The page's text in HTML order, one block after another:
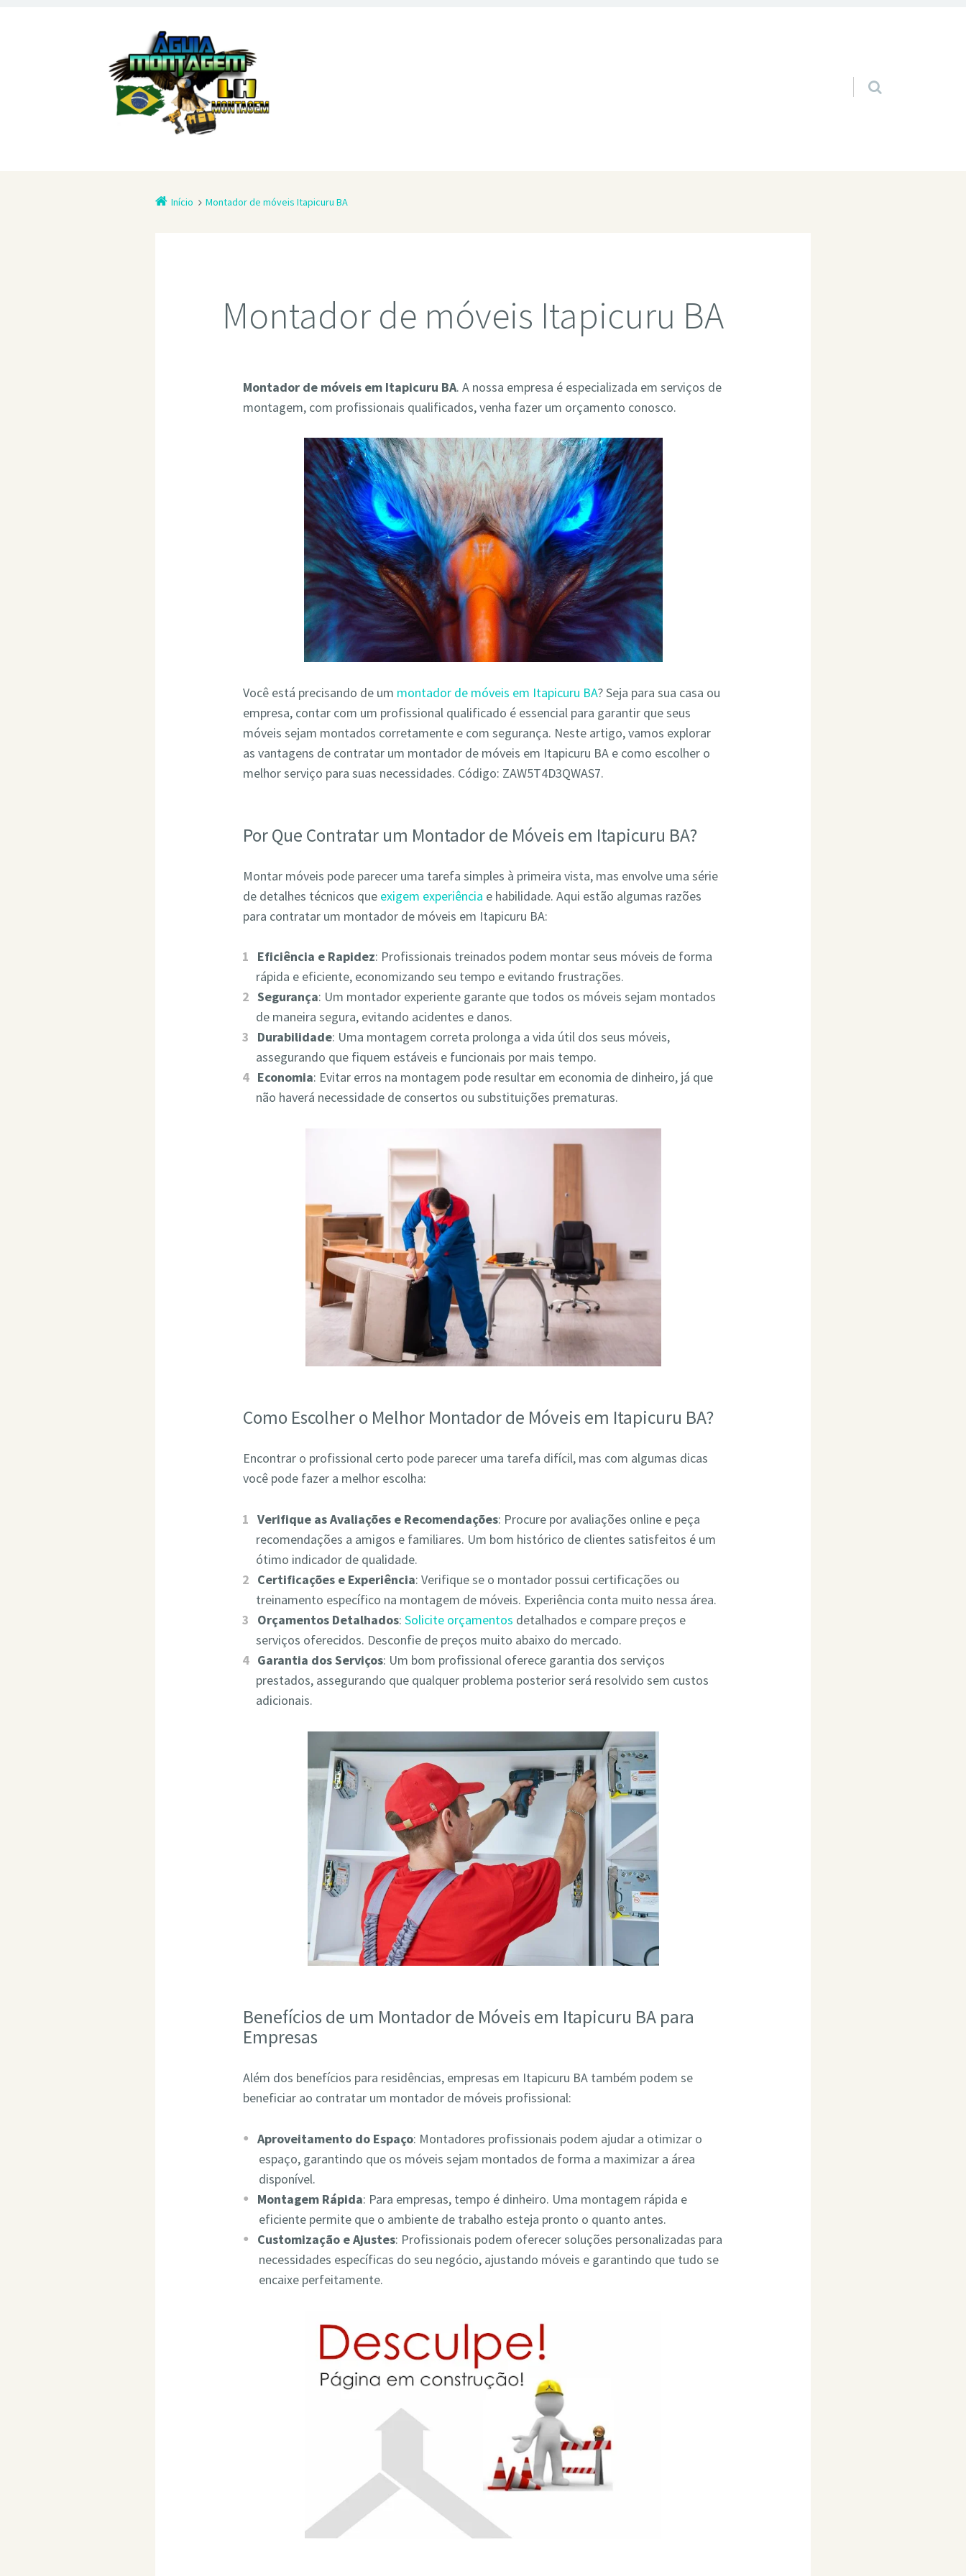
Pular para o conteúdo
Início Montador de móveis Itapicuru BA
Montador de móveis Itapicuru BA
Montador de móveis em Itapicuru BA. A nossa empresa é especializada em serviços de
montagem, com profissionais qualificados, venha fazer um orçamento conosco.
Você está precisando de um montador de móveis em Itapicuru BA? Seja para sua casa ou
empresa, contar com um profissional qualificado é essencial para garantir que seus
móveis sejam montados corretamente e com segurança. Neste artigo, vamos explorar
as vantagens de contratar um montador de móveis em Itapicuru BA e como escolher o
melhor serviço para suas necessidades. Código: ZAW5T4D3QWAS7.
Por Que Contratar um Montador de Móveis em Itapicuru BA?
Montar móveis pode parecer uma tarefa simples à primeira vista, mas envolve uma série
de detalhes técnicos que exigem experiência e habilidade. Aqui estão algumas razões
para contratar um montador de móveis em Itapicuru BA:
Eficiência e Rapidez: Profissionais treinados podem montar seus móveis de forma
rápida e eficiente, economizando seu tempo e evitando frustrações.
Segurança: Um montador experiente garante que todos os móveis sejam montados
de maneira segura, evitando acidentes e danos.
Durabilidade: Uma montagem correta prolonga a vida útil dos seus móveis,
assegurando que fiquem estáveis e funcionais por mais tempo.
Economia: Evitar erros na montagem pode resultar em economia de dinheiro, já que
não haverá necessidade de consertos ou substituições prematuras.
Como Escolher o Melhor Montador de Móveis em Itapicuru BA?
Encontrar o profissional certo pode parecer uma tarefa difícil, mas com algumas dicas
você pode fazer a melhor escolha:
Verifique as Avaliações e Recomendações: Procure por avaliações online e peça
recomendações a amigos e familiares. Um bom histórico de clientes satisfeitos é um
ótimo indicador de qualidade.
Certificações e Experiência: Verifique se o montador possui certificações ou
treinamento específico na montagem de móveis. Experiência conta muito nessa área.
Orçamentos Detalhados:Solicite orçamentos detalhados e compare preços e
serviços oferecidos. Desconfie de preços muito abaixo do mercado.
Garantia dos Serviços: Um bom profissional oferece garantia dos serviços
prestados, assegurando que qualquer problema posterior será resolvido sem custos
adicionais.
Benefícios de um Montador de Móveis em Itapicuru BA para
Empresas
Além dos benefícios para residências, empresas em Itapicuru BA também podem se
beneficiar ao contratar um montador de móveis profissional:
Aproveitamento do Espaço: Montadores profissionais podem ajudar a otimizar o
espaço, garantindo que os móveis sejam montados de forma a maximizar a área
disponível.
Montagem Rápida: Para empresas, tempo é dinheiro. Uma montagem rápida e
eficiente permite que o ambiente de trabalho esteja pronto o quanto antes.
Customização e Ajustes: Profissionais podem oferecer soluções personalizadas para
necessidades específicas do seu negócio, ajustando móveis e garantindo que tudo se
encaixe perfeitamente.